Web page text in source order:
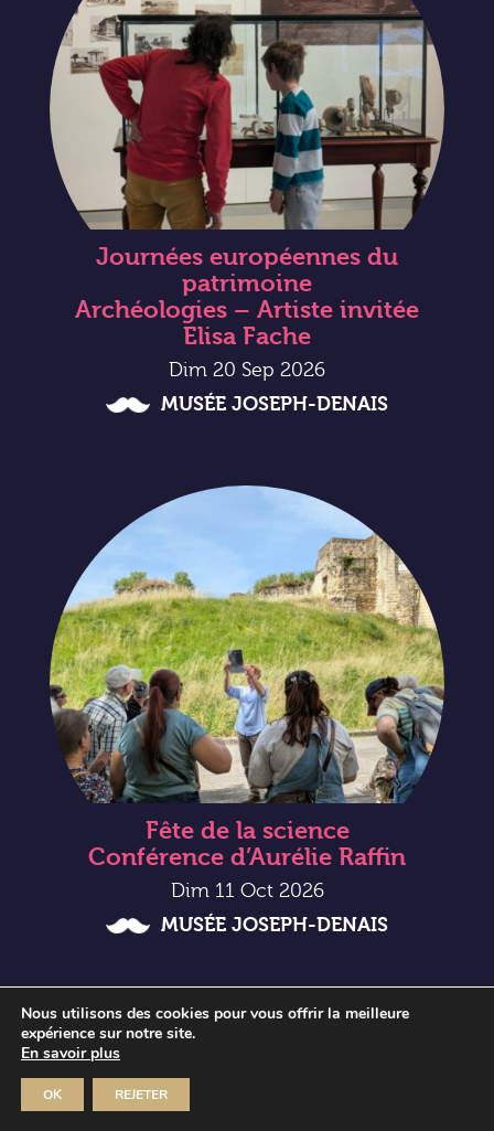
Journées européennes du
patrimoine
Archéologies – Artiste invitée
Elisa Fache
Dim 20 Sep 2026
MUSÉE JOSEPH-DENAIS
Fête de la science
Conférence d’Aurélie Raffin
Dim 11 Oct 2026
MUSÉE JOSEPH-DENAIS
Nous utilisons des cookies pour vous offrir la meilleure
expérience sur notre site.
En savoir plus
OK REJETER